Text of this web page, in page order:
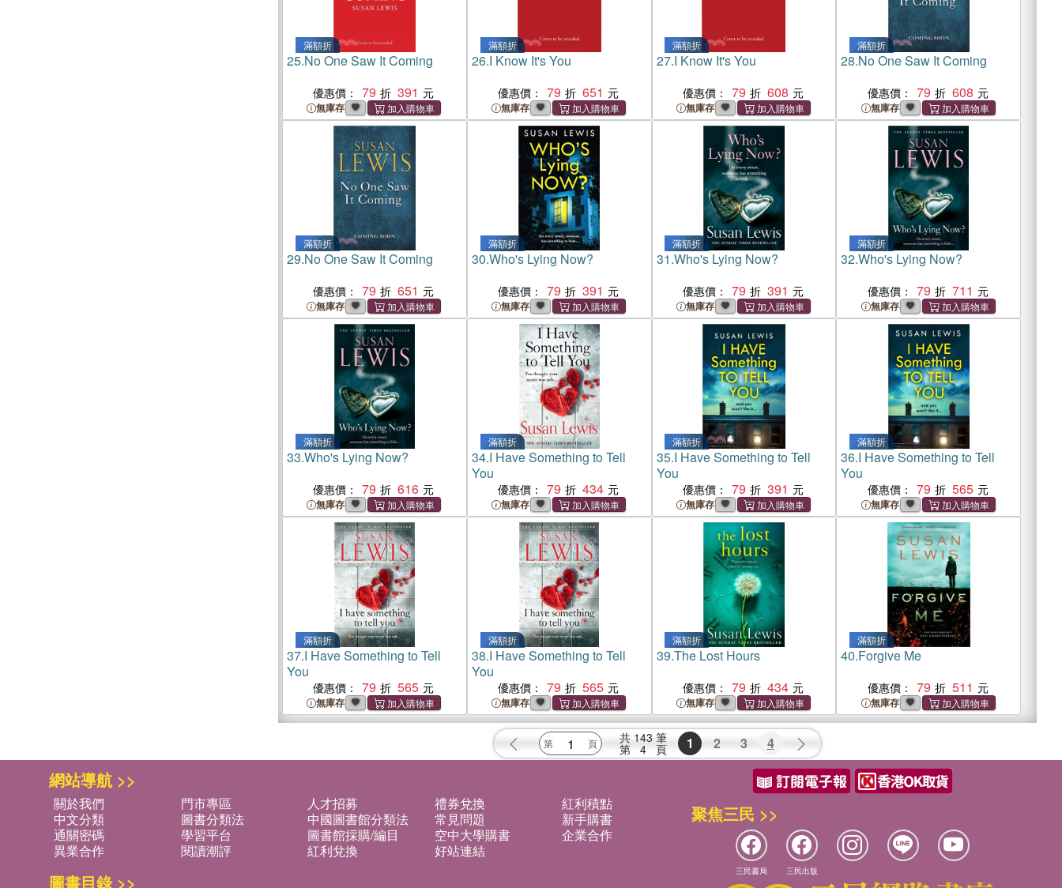
滿額折
25.No One Saw It Coming
優惠價： 79 391
無庫存
滿額折
26.I Know It's You
優惠價： 79 651
無庫存
滿額折
27.I Know It's You
優惠價： 79 608
無庫存
滿額折
28.No One Saw It Coming
優惠價： 79 608
無庫存
滿額折
29.No One Saw It Coming
優惠價： 79 651
無庫存
滿額折
30.Who's Lying Now?
優惠價： 79 391
無庫存
滿額折
31.Who's Lying Now?
優惠價： 79 391
無庫存
滿額折
32.Who's Lying Now?
優惠價： 79 711
無庫存
滿額折
33.Who's Lying Now?
優惠價： 79 616
無庫存
滿額折
34.I Have Something to Tell
You
優惠價： 79 434
無庫存
滿額折
35.I Have Something to Tell
You
優惠價： 79 391
無庫存
滿額折
36.I Have Something to Tell
You
優惠價： 79 565
無庫存
滿額折
37.I Have Something to Tell
You
優惠價： 79 565
無庫存
滿額折
38.I Have Something to Tell
You
優惠價： 79 565
無庫存
滿額折
39.The Lost Hours
優惠價： 79 434
無庫存
滿額折
40.Forgive Me
優惠價： 79 511
無庫存
共 143 筆
第 4 頁 1 2 3 4
網站導航 >>
關於我們 門市專區 人才招募 禮券兌換
紅利積點
中文分類
圖書分類法 中國圖書館分類法 常見問題
新手購書
通關密碼
學習平台 圖書館採購/編目 空中大學購書
企業合作
異業合作
閱讀潮評 紅利兌換 好站連結
圖書目錄 >>
聚焦三民 >>
三民書局 三民出版